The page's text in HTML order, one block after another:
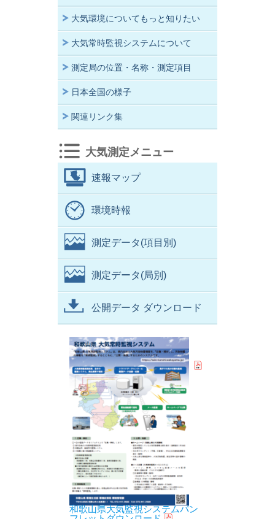
大気環境についてもっと知りたい
大気常時監視システムについて
測定局の位置・名称・測定項目
日本全国の様子
関連リンク集
大気測定メニュー
速報マップ
環境時報
測定データ(項目別)
測定データ(局別)
公開データ ダウンロード
和歌山県大気監視システムパン